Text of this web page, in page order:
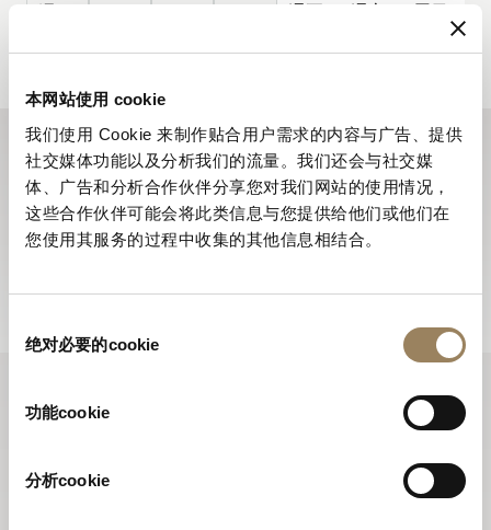
本网站使用 cookie
我们使用 Cookie 来制作贴合用户需求的内容与广告、提供
社交媒体功能以及分析我们的流量。我们还会与社交媒
体、广告和分析合作伙伴分享您对我们网站的使用情况，
这些合作伙伴可能会将此类信息与您提供给他们或他们在
您使用其服务的过程中收集的其他信息相结合。
绝对必要的cookie
功能cookie
分析cookie
週一. 週五. 週六. 周日.
訂閱電子通訊
寶璣電子通訊全年為您送上品牌的最新動向，並向您介紹
所有全新推出的腕錶。